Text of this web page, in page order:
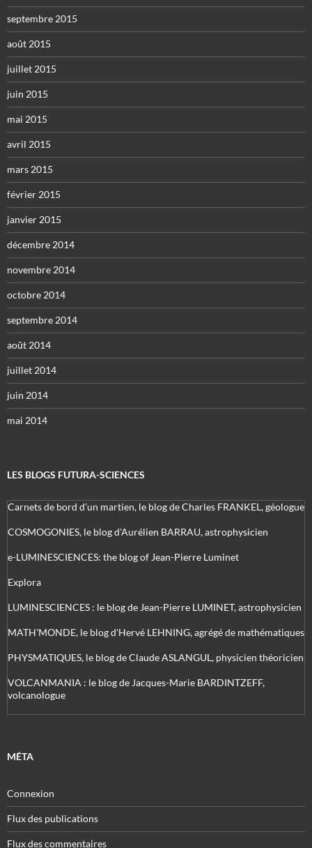
septembre 2015
août 2015
juillet 2015
juin 2015
mai 2015
avril 2015
mars 2015
février 2015
janvier 2015
décembre 2014
novembre 2014
octobre 2014
septembre 2014
août 2014
juillet 2014
juin 2014
mai 2014
LES BLOGS FUTURA-SCIENCES
Carnets de bord d’un martien, le blog de Charles FRANKEL, géologue
COSMOGONIES, le blog d'Aurélien BARRAU, astrophysicien
e-LUMINESCIENCES: the blog of Jean-Pierre Luminet
Explora
LUMINESCIENCES : le blog de Jean-Pierre LUMINET, astrophysicien
MATH'MONDE, le blog d'Hervé LEHNING, agrégé de mathématiques
PHYSMATIQUES, le blog de Claude ASLANGUL, physicien théoricien
VOLCANMANIA : le blog de Jacques-Marie BARDINTZEFF,
volcanologue
MÉTA
Connexion
Flux des publications
Flux des commentaires